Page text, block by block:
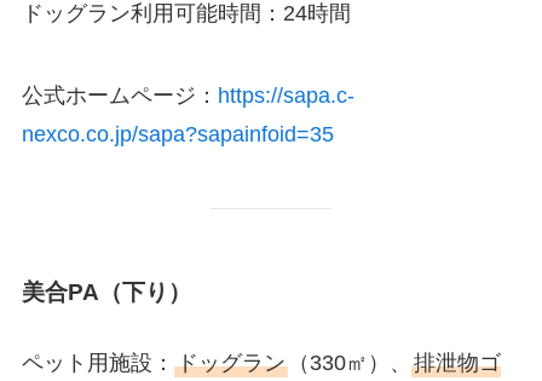
ドッグラン利用可能時間：24時間
公式ホームページ： https://sapa.c-
nexco.co.jp/sapa?sapainfoid=35
美合PA（下り）
ペット用施設： ドッグラン（330㎡）、 排泄物ゴ